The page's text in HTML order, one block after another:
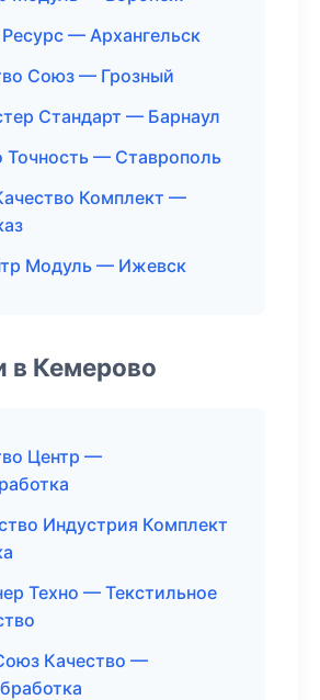
— Архангельск
Союз — Грозный
Стандарт — Барнаул
Точность — Ставрополь
Комплект —
Модуль — Ижевск
в Кемерово
Центр —
Индустрия Комплект
Техно — Текстильное
Качество —